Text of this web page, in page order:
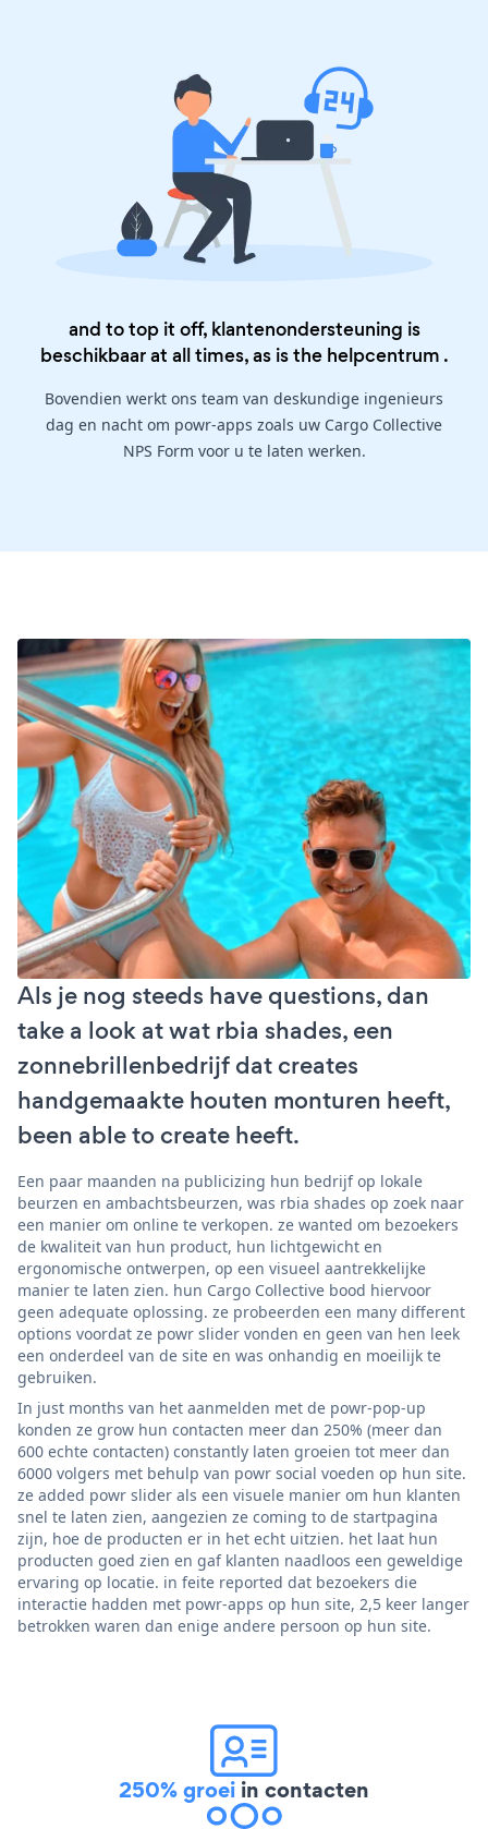
and to top it off, klantenondersteuning is
beschikbaar at all times, as is the helpcentrum .
Bovendien werkt ons team van deskundige ingenieurs
dag en nacht om powr-apps zoals uw Cargo Collective
NPS Form voor u te laten werken.
Als je nog steeds have questions, dan
take a look at wat rbia shades, een
zonnebrillenbedrijf dat creates
handgemaakte houten monturen heeft,
been able to create heeft.
Een paar maanden na publicizing hun bedrijf op lokale
beurzen en ambachtsbeurzen, was rbia shades op zoek naar
een manier om online te verkopen. ze wanted om bezoekers
de kwaliteit van hun product, hun lichtgewicht en
ergonomische ontwerpen, op een visueel aantrekkelijke
manier te laten zien. hun Cargo Collective bood hiervoor
geen adequate oplossing. ze probeerden een many different
options voordat ze powr slider vonden en geen van hen leek
een onderdeel van de site en was onhandig en moeilijk te
gebruiken.
In just months van het aanmelden met de powr-pop-up
konden ze grow hun contacten meer dan 250% (meer dan
600 echte contacten) constantly laten groeien tot meer dan
6000 volgers met behulp van powr social voeden op hun site.
ze added powr slider als een visuele manier om hun klanten
snel te laten zien, aangezien ze coming to de startpagina
zijn, hoe de producten er in het echt uitzien. het laat hun
producten goed zien en gaf klanten naadloos een geweldige
ervaring op locatie. in feite reported dat bezoekers die
interactie hadden met powr-apps op hun site, 2,5 keer langer
betrokken waren dan enige andere persoon op hun site.
250% groei in contacten